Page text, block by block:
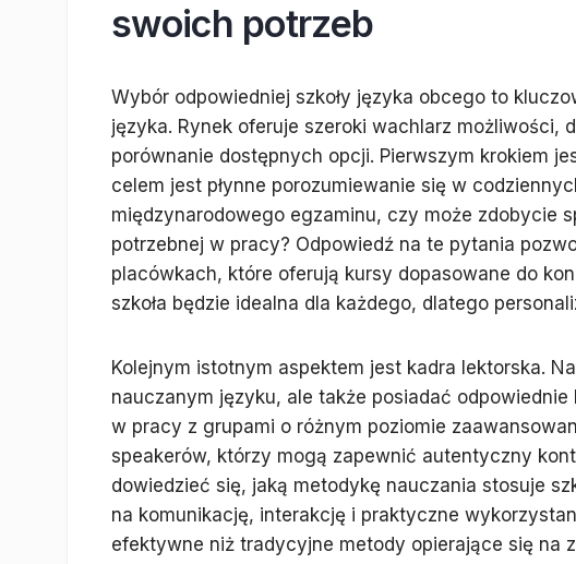
swoich potrzeb
Wybór odpowiedniej szkoły języka obcego to
języka. Rynek oferuje szeroki wachlarz możliwości,
porównanie dostępnych opcji. Pierwszym krokiem
celem jest płynne porozumiewanie się w
międzynarodowego egzaminu, czy może zdobycie
potrzebnej w pracy? Odpowiedź na te pytania
placówkach, które oferują kursy dopasowane do
szkoła będzie idealna dla każdego, dlatego
Kolejnym istotnym aspektem jest kadra lektorska.
nauczanym języku, ale także posiadać
w pracy z grupami o różnym poziomie
speakerów, którzy mogą zapewnić autentyczny
dowiedzieć się, jaką metodykę nauczania stosuje
na komunikację, interakcję i praktyczne
efektywne niż tradycyjne metody opierające się na